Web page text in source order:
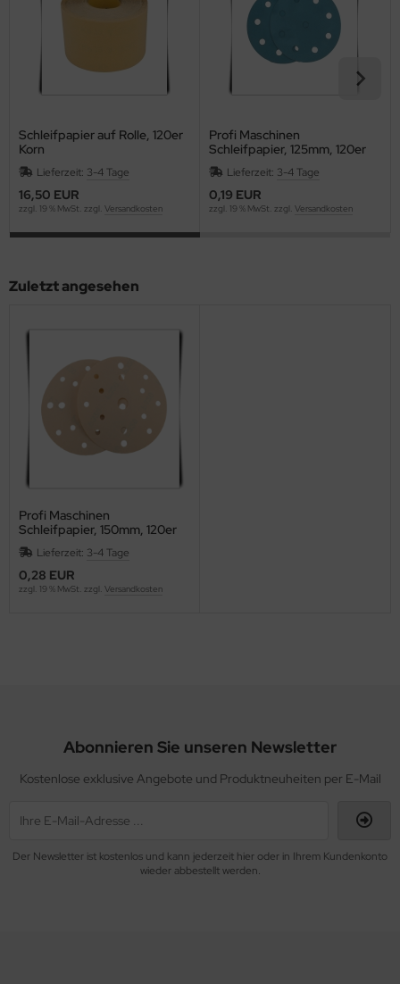
Schleifpapier auf Rolle, 120er
Korn
Lieferzeit: 3-4 Tage
16,50 EUR
zzgl. 19 % MwSt. zzgl. Versandkosten
Profi Maschinen
Schleifpapier, 125mm, 120er
Korn
Lieferzeit: 3-4 Tage
0,19 EUR
zzgl. 19 % MwSt. zzgl. Versandkosten
Zuletzt angesehen
Profi Maschinen
Schleifpapier, 150mm, 120er
Korn
Lieferzeit: 3-4 Tage
0,28 EUR
zzgl. 19 % MwSt. zzgl. Versandkosten
Abonnieren Sie unseren Newsletter
Kostenlose exklusive Angebote und Produktneuheiten per E-Mail
Der Newsletter ist kostenlos und kann jederzeit hier oder in Ihrem Kundenkonto
wieder abbestellt werden.